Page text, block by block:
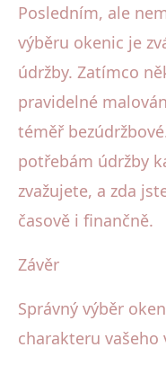
Posledním, ale
výběru okenic je
údržby. Zatímco
pravidelné
téměř
potřebám údržby
zvažujete, a zda
časově i finančně.
Závěr
Správný výběr
charakteru vašeho